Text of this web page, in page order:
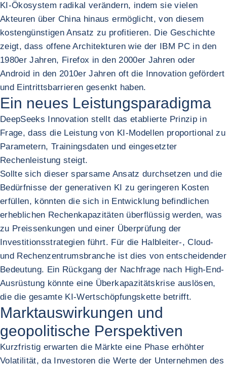
KI-Ökosystem radikal verändern, indem sie vielen
Akteuren über China hinaus ermöglicht, von diesem
kostengünstigen Ansatz zu profitieren. Die Geschichte
zeigt, dass offene Architekturen wie der IBM PC in den
1980er Jahren, Firefox in den 2000er Jahren oder
Android in den 2010er Jahren oft die Innovation gefördert
und Eintrittsbarrieren gesenkt haben.
Ein neues Leistungsparadigma
DeepSeeks Innovation stellt das etablierte Prinzip in
Frage, dass die Leistung von KI-Modellen proportional zu
Parametern, Trainingsdaten und eingesetzter
Rechenleistung steigt.
Sollte sich dieser sparsame Ansatz durchsetzen und die
Bedürfnisse der generativen KI zu geringeren Kosten
erfüllen, könnten die sich in Entwicklung befindlichen
erheblichen Rechenkapazitäten überflüssig werden, was
zu Preissenkungen und einer Überprüfung der
Investitionsstrategien führt. Für die Halbleiter-, Cloud-
und Rechenzentrumsbranche ist dies von entscheidender
Bedeutung. Ein Rückgang der Nachfrage nach High-End-
Ausrüstung könnte eine Überkapazitätskrise auslösen,
die die gesamte KI-Wertschöpfungskette betrifft.
Marktauswirkungen und
geopolitische Perspektiven
Kurzfristig erwarten die Märkte eine Phase erhöhter
Volatilität, da Investoren die Werte der Unternehmen des